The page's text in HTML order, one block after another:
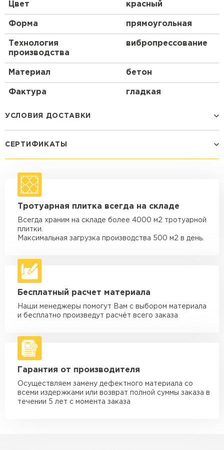
Цвет красный
Форма прямоугольная
Технология
производства
вибропрессование
Материал бетон
Фактура гладкая
УСЛОВИЯ ДОСТАВКИ
макс. длина груза 4 м
Машина - 1,5 тн до 20 м3
макс. длина груза 4 м
Машина - 3,5 тн до 30 м3
макс. длина груза 6 м
макс. длина груза 6 м
Машина - 10 тн до 50 м3
макс. длина груза 8 м
Машина - 20 тн до 80 м3
от 5 500 ₽
Манипулятор до 5 тн
макс. длина груза 5 м
Манипулятор до 10 тн
макс. длина груза 10 м
Манипулятор до 15 тн
СЕРТИФИКАТЫ
Тротуарная плитка всегда на складе
Всегда храним на складе более 4000 м2 тротуарной
плитки.
Максимальная загрузка производства 500 м2 в день.
Бесплатный расчет материала
Наши менеджеры помогут Вам с выбором материала
и бесплатно произведут расчёт всего заказа
Гарантия от производителя
Осуществляем замену дефектного материала со
всеми издержками или возврат полной суммы заказа в
течении 5 лет с момента заказа